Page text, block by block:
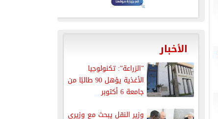
الأخبار
”الزراعة”: تكنولوجيا
الأغذية يؤهل 90 طالبًا من
جامعة 6 أكتوبر
وزير النقل يبحث مع وزيري